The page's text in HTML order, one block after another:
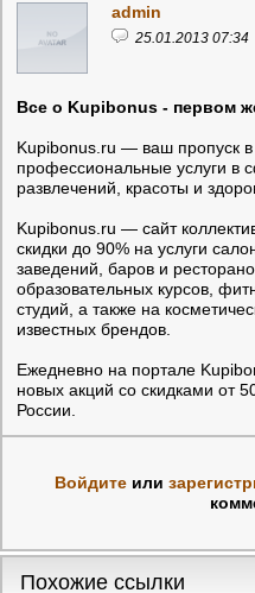
admin
25.01.2013 07:34
Все о Kupibonus - первом
Kupibonus.ru — ваш пропуск
профессиональные услуги в
развлечений, красоты и
Kupibonus.ru — сайт
скидки до 90% на услуги
заведений, баров и
образовательных курсов,
студий, а также на
известных брендов.
Ежедневно на портале
новых акций со скидками от
России.
Войдитеили
Похожие ссылки